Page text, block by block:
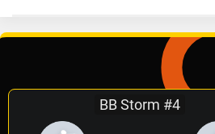
BB Storm #4